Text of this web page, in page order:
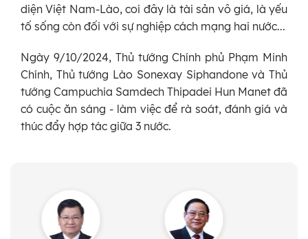
diện Việt Nam-Lào, coi đây là tài sản vô giá, là yếu
tố sống còn đối với sự nghiệp cách mạng hai nước...
Ngày 9/10/2024, Thủ tướng Chính phủ Phạm Minh
Chính, Thủ tướng Lào Sonexay Siphandone và Thủ
tướng Campuchia Samdech Thipadei Hun Manet đã
có cuộc ăn sáng - làm việc để rà soát, đánh giá và
thúc đẩy hợp tác giữa 3 nước.